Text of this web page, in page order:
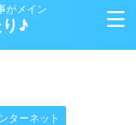
がメイン
♪
ターネット